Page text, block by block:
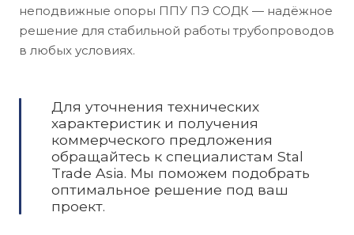
неподвижные опоры ППУ ПЭ СОДК — надёжное
решение для стабильной работы трубопроводов
в любых условиях.
Для уточнения технических
характеристик и получения
коммерческого предложения
обращайтесь к специалистам Stal
Trade Asia. Мы поможем подобрать
оптимальное решение под ваш
проект.